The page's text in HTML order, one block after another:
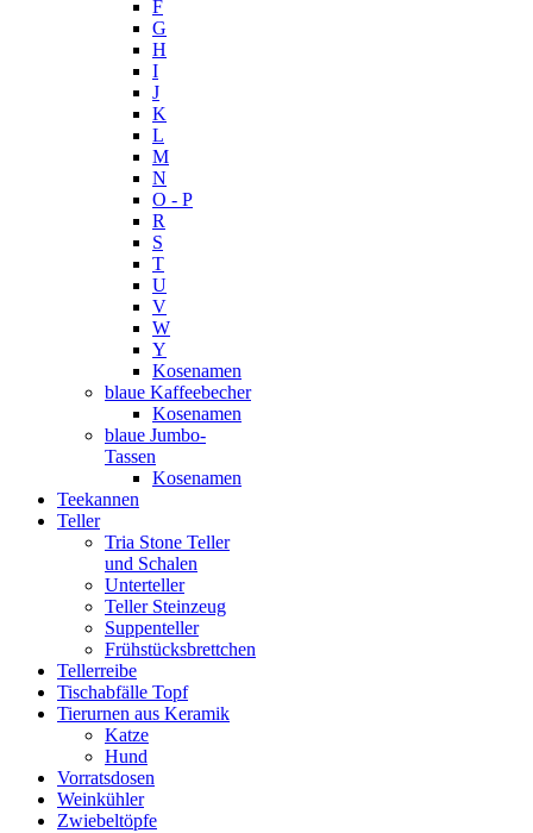
F
G
H
I
J
K
L
M
N
O - P
R
S
T
U
V
W
Y
Kosenamen
blaue Kaffeebecher
Kosenamen
blaue Jumbo-
Tassen
Kosenamen
Teekannen
Teller
Tria Stone Teller
und Schalen
Unterteller
Teller Steinzeug
Suppenteller
Frühstücksbrettchen
Tellerreibe
Tischabfälle Topf
Tierurnen aus Keramik
Katze
Hund
Vorratsdosen
Weinkühler
Zwiebeltöpfe